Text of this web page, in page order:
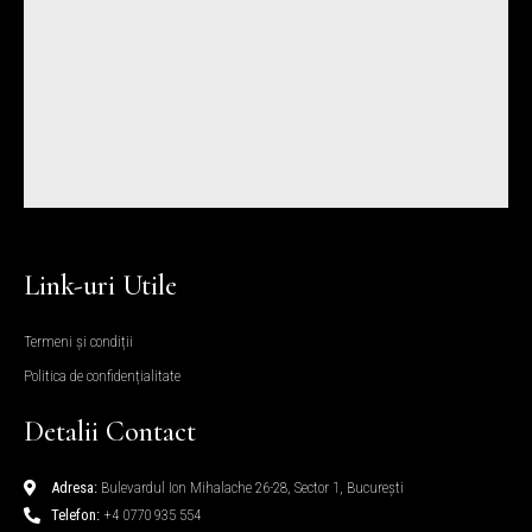
Link-uri Utile
Termeni și condiții
Politica de confidențialitate
Detalii Contact
Adresa:Bulevardul Ion Mihalache 26-28, Sector 1, București
Telefon:+4 0770 935 554